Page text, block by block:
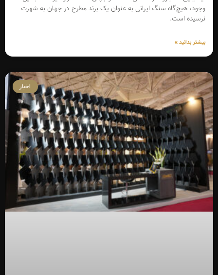
وجود، هیچ‌گاه سنگ ایرانی به عنوان یک برند مطرح در جهان به شهرت
نرسیده است.
بیشتر بدانید »
اخبار